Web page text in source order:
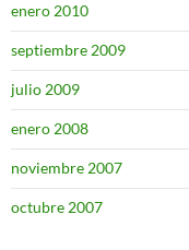
enero 2010
septiembre 2009
julio 2009
enero 2008
noviembre 2007
octubre 2007